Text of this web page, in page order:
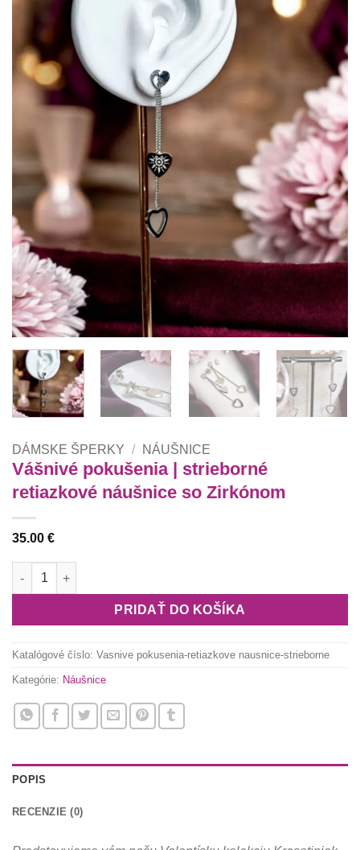
DÁMSKE ŠPERKY / NÁUŠNICE
Vášnivé pokušenia | strieborné
retiazkové náušnice so Zirkónom
35.00 €
množstvo Vášnivé pokušenia | strieborné retiazkové náušnice
PRIDAŤ DO KOŠÍKA
Katalógové číslo: Vasnive pokusenia-retiazkove nausnice-strieborne
Kategórie: Náušnice
POPIS
RECENZIE (0)